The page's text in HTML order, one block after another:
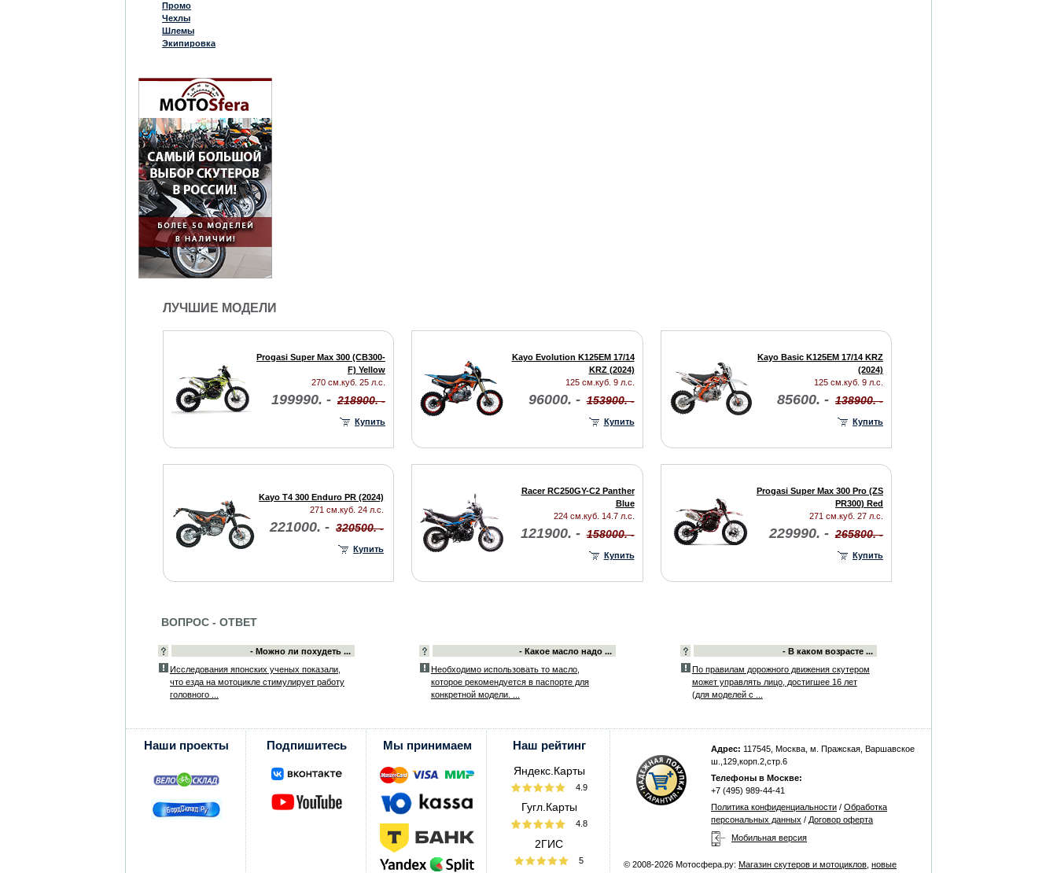
Промо
Чехлы
Шлемы
Экипировка
ЛУЧШИЕ МОДЕЛИ
Progasi Super Max 300 (CB300-
F) Yellow
270 см.куб. 25 л.с.
199990. - 218900. -
Купить
Kayo Evolution K125EM 17/14
KRZ (2024)
125 см.куб. 9 л.с.
96000. - 153900. -
Купить
Kayo Basic K125EM 17/14 KRZ
(2024)
125 см.куб. 9 л.с.
85600. - 138900. -
Купить
Kayo T4 300 Enduro PR (2024)
271 см.куб. 24 л.с.
221000. - 320500. -
Купить
Racer RC250GY-C2 Panther
Blue
224 см.куб. 14.7 л.с.
121900. - 158000. -
Купить
Progasi Super Max 300 Pro (ZS
PR300) Red
271 см.куб. 27 л.с.
229990. - 265800. -
Купить
ВОПРОС - ОТВЕТ
- Можно ли похудеть ...
Исследования японских ученых показали,
что езда на мотоцикле стимулирует работу
головного ...
- Какое масло надо ...
Необходимо использовать то масло,
которое рекомендуется в паспорте для
конкретной модели. ...
- В каком возрасте ...
По правилам дорожного движения скутером
может управлять лицо, достигшее 16 лет
(для моделей с ...
Наши проекты Подпишитесь Мы принимаем Наш рейтинг
Яндекс.Карты
4.9
Гугл.Карты
4.8
2ГИС
5
Адрес: 117545, Москва, м. Пражская, Варшавское
ш.,129,корп.2,стр.6
Телефоны в Москве:
+7 (495) 989-44-41
Политика конфиденциальности / Обработка
персональных данных / Договор оферта
Мобильная версия
© 2008-2026 Мотосфера.ру: Магазин скутеров и мотоциклов новые